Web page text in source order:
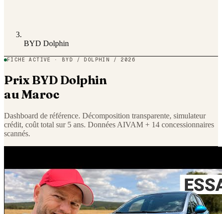
BYD Dolphin
FICHE ACTIVE · BYD / DOLPHIN / 2026
PrixBYD Dolphin
au Maroc
Dashboard de référence. Décomposition transparente, simulateur
crédit, coût total sur 5 ans. Données AIVAM + 14 concessionnaires
scannés.